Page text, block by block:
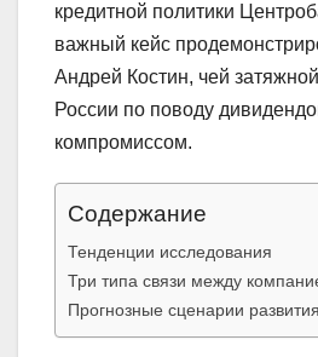
кредитной политики
важный кейс
Андрей Костин, чей
России по поводу
компромиссом.
Содержание
Тенденции исследования
Три типа связи между
Прогнозные сценарии